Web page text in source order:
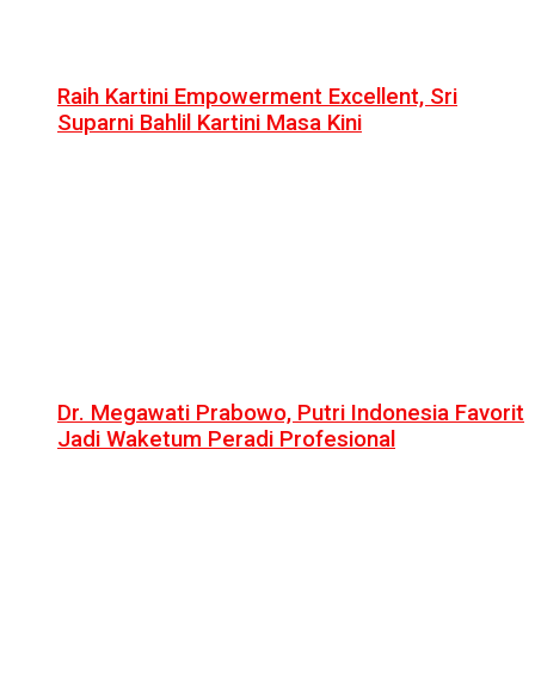
Raih Kartini Empowerment Excellent, Sri
Suparni Bahlil Kartini Masa Kini
Dr. Megawati Prabowo, Putri Indonesia Favorit
Jadi Waketum Peradi Profesional